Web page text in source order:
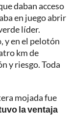
daban acceso
en juego abrir
líder.
y en el pelotón
km de
y riesgo. Toda
mojada fue
la ventaja